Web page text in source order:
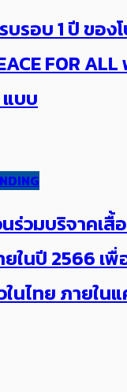
รอบ 1 ปี ของ
FOR
แบบ
ร่วมบริจาคเสื้
ในปี 2566 เ
นไทย ภายใน